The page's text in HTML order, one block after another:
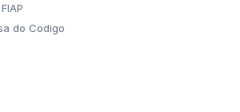
do Codigo